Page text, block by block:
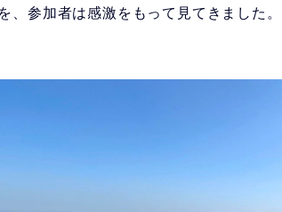
参加者は感激をもって見てきました。